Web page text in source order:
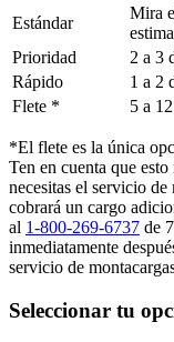
Estándar
Mira
Prioridad
2 a 3
Rápido
1 a 2
Flete *
5 a
*El flete es la única
Ten en cuenta que
necesitas el servicio de
cobrará un cargo
al 1-800-269-6737 de
inmediatamente
servicio de
Seleccionar tu